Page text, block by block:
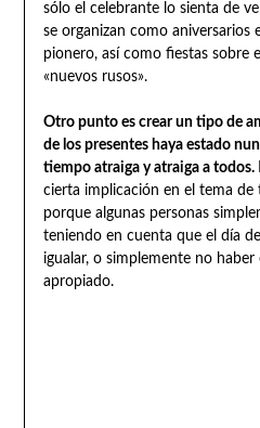
sólo el celebrante lo sienta de
se organizan como aniversarios
pionero, así como fiestas sobre
«nuevos rusos».
Otro punto es crear un tipo de
de los presentes haya estado
tiempo atraiga y atraiga a todos.
cierta implicación en el tema de
porque algunas personas
teniendo en cuenta que el día
igualar, o simplemente no
apropiado.